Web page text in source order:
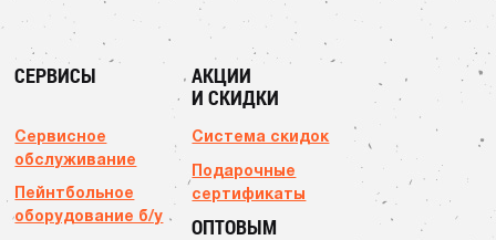
СЕРВИСЫ
Сервисное
обслуживание
Пейнтбольное
оборудование б/у
АКЦИИ
И СКИДКИ
Система скидок
Подарочные
сертификаты
ОПТОВЫМ